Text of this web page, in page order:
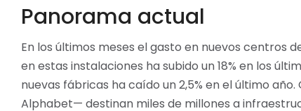
Panorama actual
En los últimos meses el gasto en nuevos centros
en estas instalaciones ha subido un 18% en los
nuevas fábricas ha caído un 2,5% en el último
Alphabet— destinan miles de millones a